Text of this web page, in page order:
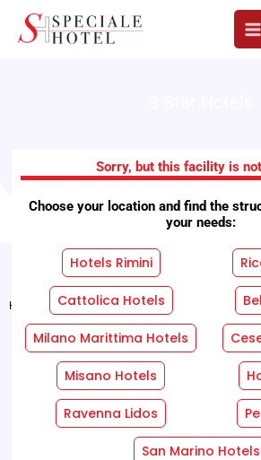
Sorry, but this facility is
Choose your location and find the
your needs:
Hotels Rimini
Cattolica Hotels
Milano Marittima Hotels
Misano Hotels
Ravenna Lidos
San Marino Hotels
Hotel
Home Facilities"Hotel Morolli
REQUEST A FREE QUOTE
Hotel Services